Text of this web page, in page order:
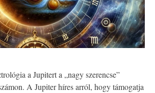
a Jupitert a „nagy szerencse”
A Jupiter híres arról, hogy támogatja